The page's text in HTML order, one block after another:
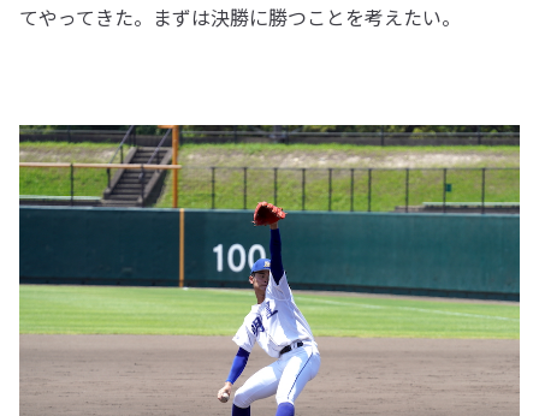
てやってきた。まずは決勝に勝つことを考えたい。